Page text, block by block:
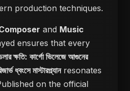
production techniques.
and Music
ensures that every
ক্ষতি: কার্গো ভিলেজে আগুনের
ধ্বংসে মাস্টারপ্ল্যানresonates
on the official